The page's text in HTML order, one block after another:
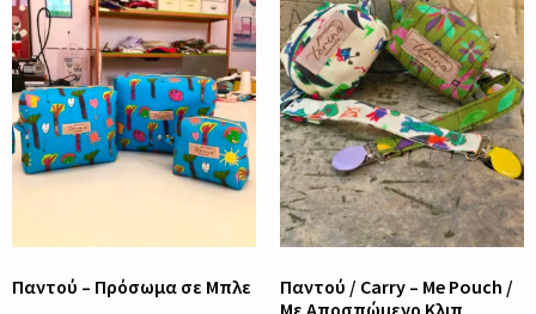
Παντού – Πρόσωμα σε Μπλε
Παντού / Carry – Me Pouch /